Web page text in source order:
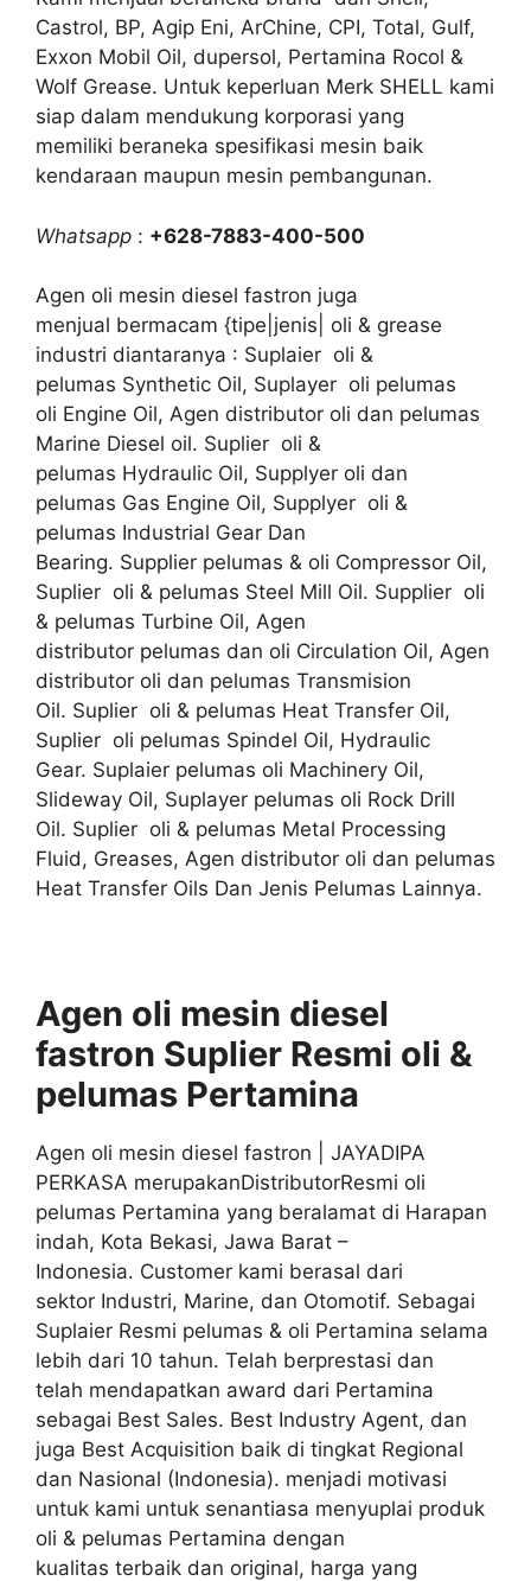
Castrol, BP, Agip Eni, ArChine, CPI, Total, Gulf,
Exxon Mobil Oil, dupersol, Pertamina Rocol &
Wolf Grease. Untuk keperluan Merk SHELL kami
siap dalam mendukung korporasi yang
memiliki beraneka spesifikasi mesin baik
kendaraan maupun mesin pembangunan.
Whatsapp : +628-7883-400-500
Agen oli mesin diesel fastron juga
menjual bermacam {tipe|jenis| oli & grease
industri diantaranya : Suplaier oli &
pelumas Synthetic Oil, Suplayer oli pelumas
oli Engine Oil, Agen distributor oli dan pelumas
Marine Diesel oil. Suplier oli &
pelumas Hydraulic Oil, Supplyer oli dan
pelumas Gas Engine Oil, Supplyer oli &
pelumas Industrial Gear Dan
Bearing. Supplier pelumas & oli Compressor Oil,
Suplier oli & pelumas Steel Mill Oil. Supplier oli
& pelumas Turbine Oil, Agen
distributor pelumas dan oli Circulation Oil, Agen
distributor oli dan pelumas Transmision
Oil. Suplier oli & pelumas Heat Transfer Oil,
Suplier oli pelumas Spindel Oil, Hydraulic
Gear. Suplaier pelumas oli Machinery Oil,
Slideway Oil, Suplayer pelumas oli Rock Drill
Oil. Suplier oli & pelumas Metal Processing
Fluid, Greases, Agen distributor oli dan pelumas
Heat Transfer Oils Dan Jenis Pelumas Lainnya.
Agen oli mesin diesel
fastron Suplier Resmi oli &
pelumas Pertamina
Agen oli mesin diesel fastron | JAYADIPA
PERKASA merupakanDistributorResmi oli
pelumas Pertamina yang beralamat di Harapan
indah, Kota Bekasi, Jawa Barat –
Indonesia. Customer kami berasal dari
sektor Industri, Marine, dan Otomotif. Sebagai
Suplaier Resmi pelumas & oli Pertamina selama
lebih dari 10 tahun. Telah berprestasi dan
telah mendapatkan award dari Pertamina
sebagai Best Sales. Best Industry Agent, dan
juga Best Acquisition baik di tingkat Regional
dan Nasional (Indonesia). menjadi motivasi
untuk kami untuk senantiasa menyuplai produk
oli & pelumas Pertamina dengan
kualitas terbaik dan original, harga yang